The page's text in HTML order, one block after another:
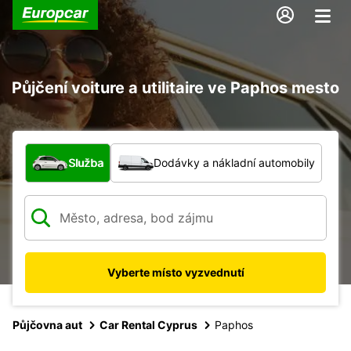
Půjčení voiture a utilitaire ve Paphos mesto
Jaký typ vozidla?
Služba Dodávky a nákladní automobily
Vyberte místo vyzvednutí
Půjčovna aut Car Rental Cyprus Paphos